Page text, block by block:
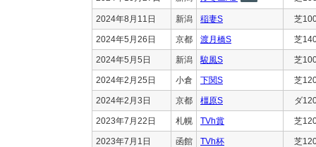
2024年8月11日 新潟 稲妻S 芝
2024年5月26日 京都 渡月橋S 芝
2024年5月5日 新潟 駿風S 芝
2024年2月25日 小倉 下関S 芝
2024年2月3日 京都 橿原S ダ
2023年7月22日 札幌 TVh賞 芝
2023年7月1日 函館 TVh杯 芝